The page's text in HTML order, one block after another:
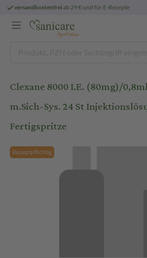
E-Rezept:Heute bestellt,morgen geliefert
Clexane 8000 I.E. (80mg)/
m.Sich-Sys. 24 St
Fertigspritze
Rezeptpflichtig